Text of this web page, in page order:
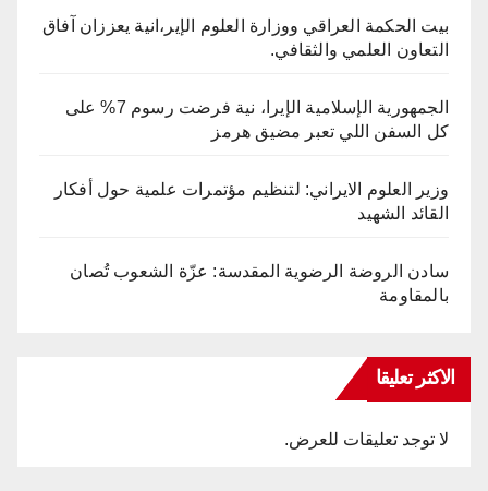
بيت الحكمة العراقي ووزارة العلوم الإير،انية يعززان آفاق
التعاون العلمي والثقافي.
الجمهورية الإسلامية الإيرا، نية فرضت رسوم 7% على
كل السفن اللي تعبر مضيق هرمز
وزير العلوم الايراني: لتنظيم مؤتمرات علمية حول أفكار
القائد الشهيد
سادن الروضة الرضوية المقدسة: عزّة الشعوب تُصان
بالمقاومة
الاكثر تعليقا
لا توجد تعليقات للعرض.